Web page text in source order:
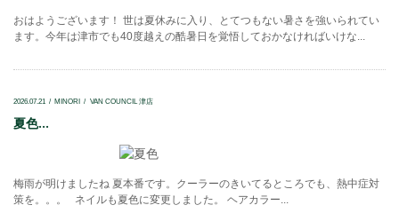
おはようございます！ 世は夏休みに入り、とてつもない暑さを強いられてい
ます。今年は津市でも40度越えの酷暑日を覚悟しておかなければいけな...
2026.07.21 MINORI VAN COUNCIL 津店
夏色...
梅雨が明けましたね 夏本番です。クーラーのきいてるところでも、熱中症対
策を。。。 ネイルも夏色に変更しました。 ヘアカラー...